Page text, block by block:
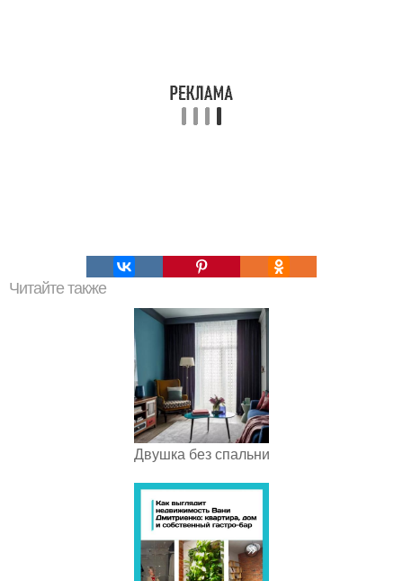
Читайте также
Двушка без спальни